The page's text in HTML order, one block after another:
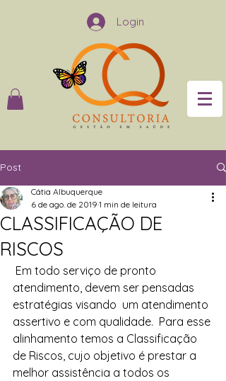
Login
Post
CLASSIFICAÇÃO DE
RISCOS
Cátia Albuquerque
6 de ago. de 2019 1 min de leitura
atendimento, devem ser pensadas
estratégias visando  um atendimento
assertivo e com qualidade.  Para esse
alinhamento temos a Classificação
de Riscos, cujo objetivo é prestar a
melhor assistência a todos os